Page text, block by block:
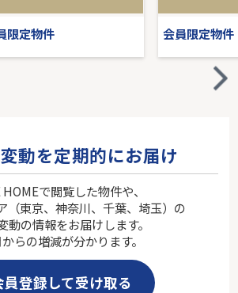
限定物件 会員限定物件
動を定期的にお届け
HOMEで閲覧した物件や、
（東京、神奈川、千葉、埼玉）の
動の情報をお届けします。
らの増減が分かります。
員登録して受け取る